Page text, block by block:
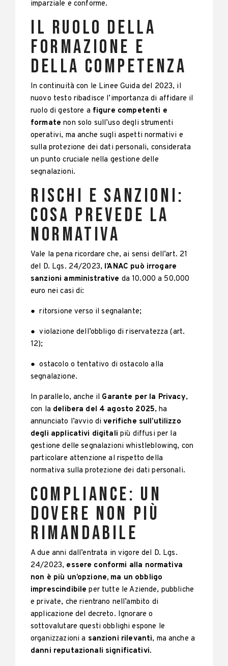
imparziale e conforme.
Il ruolo della
formazione e
della competenza
In continuità con le Linee Guida del 2023, il
nuovo testo ribadisce l’importanza di affidare il
ruolo di gestore a figure competenti e
formate non solo sull’uso degli strumenti
operativi, ma anche sugli aspetti normativi e
sulla protezione dei dati personali, considerata
un punto cruciale nella gestione delle
segnalazioni.
Rischi e sanzioni:
cosa prevede la
normativa
Vale la pena ricordare che, ai sensi dell’art. 21
del D. Lgs. 24/2023, l’ANAC può irrogare
sanzioni amministrative da 10.000 a 50.000
euro nei casi di:
● ritorsione verso il segnalante;
● violazione dell’obbligo di riservatezza (art.
12);
● ostacolo o tentativo di ostacolo alla
segnalazione.
In parallelo, anche il Garante per la Privacy,
con la delibera del 4 agosto 2025, ha
annunciato l’avvio diverifiche sull’utilizzo
degli applicativi digitali più diffusi per la
gestione delle segnalazioni whistleblowing, con
particolare attenzione al rispetto della
normativa sulla protezione dei dati personali.
Compliance: un
dovere non più
rimandabile
A due anni dall’entrata in vigore del D. Lgs.
24/2023, essere conformi alla normativa
non è più un’opzione, ma un obbligo
imprescindibile per tutte le Aziende, pubbliche
e private, che rientrano nell’ambito di
applicazione del decreto. Ignorare o
sottovalutare questi obblighi espone le
organizzazioni a sanzioni rilevanti, ma anche a
danni reputazionali significativi.